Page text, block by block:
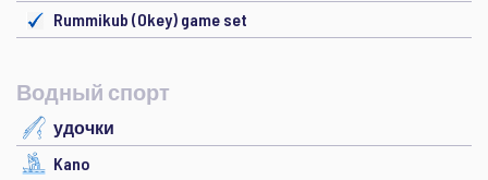
Rummikub (Okey) game set
Водный спорт
удочки
Kano